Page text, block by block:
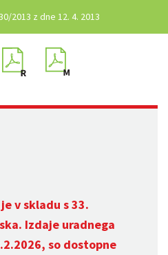
2013 z dne 12. 4. 2013
v skladu s 33.
Izdaje uradnega
so dostopne